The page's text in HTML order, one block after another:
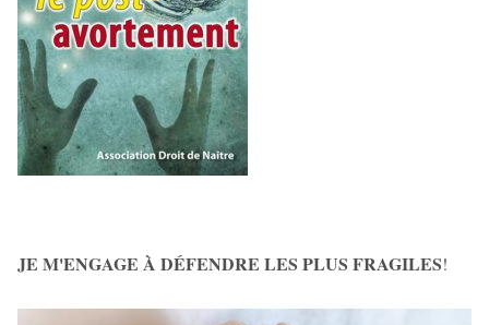
JE M'ENGAGE À DÉFENDRE LES PLUS FRAGILES!